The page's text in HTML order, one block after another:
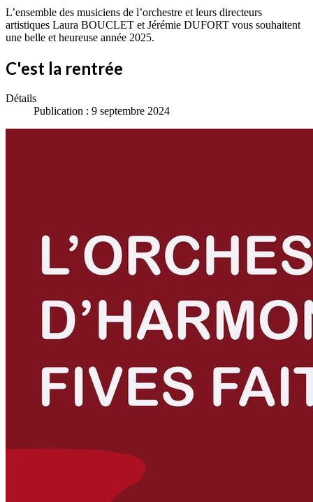
L’ensemble des musiciens de l’orchestre et leurs directeurs
artistiques Laura BOUCLET et Jérémie DUFORT vous souhaitent
une belle et heureuse année 2025.
C'est la rentrée
Détails
Publication : 9 septembre 2024